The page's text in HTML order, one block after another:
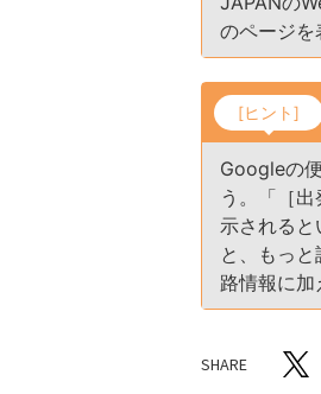
のページを
[ヒント]
Googleの
う。「［
示される
と、もっ
路情報に
SHARE
記事を X